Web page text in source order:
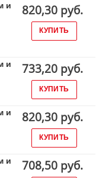
и
820,30 руб.
КУПИТЬ
и
733,20 руб.
КУПИТЬ
и
820,30 руб.
КУПИТЬ
и
708,50 руб.